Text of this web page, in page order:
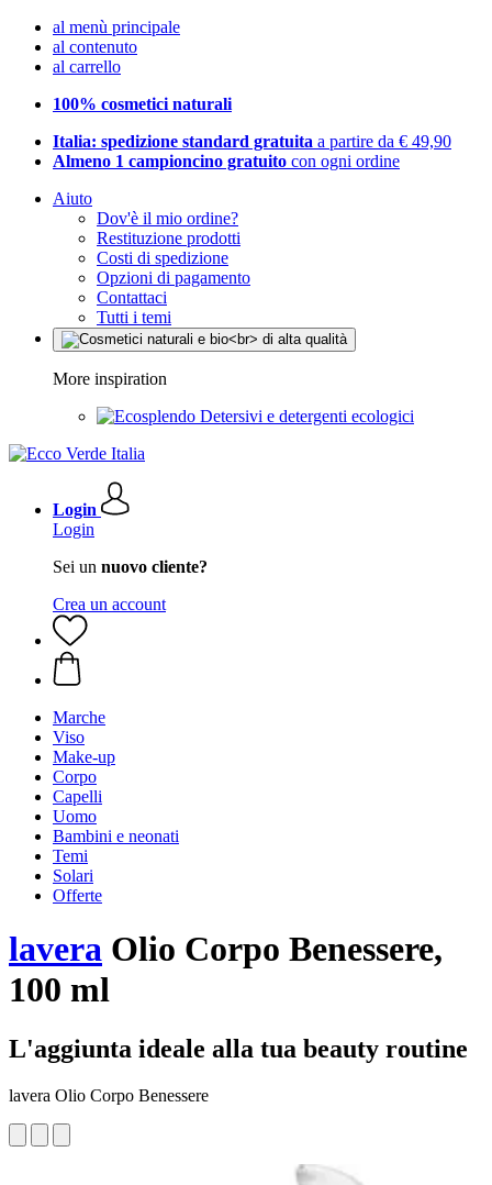
al menù principale
al contenuto
al carrello
100% cosmetici naturali
Italia: spedizione standard gratuita a partire da € 49,90
Almeno 1 campioncino gratuito con ogni ordine
Aiuto
Dov'è il mio ordine?
Restituzione prodotti
Costi di spedizione
Opzioni di pagamento
Contattaci
Tutti i temi
More inspiration
Detersivi e detergenti ecologici
Login
Login
Sei un nuovo cliente?
Crea un account
Marche
Viso
Make-up
Corpo
Capelli
Uomo
Bambini e neonati
Temi
Solari
Offerte
lavera Olio Corpo Benessere,
100 ml
L'aggiunta ideale alla tua beauty routine
lavera Olio Corpo Benessere